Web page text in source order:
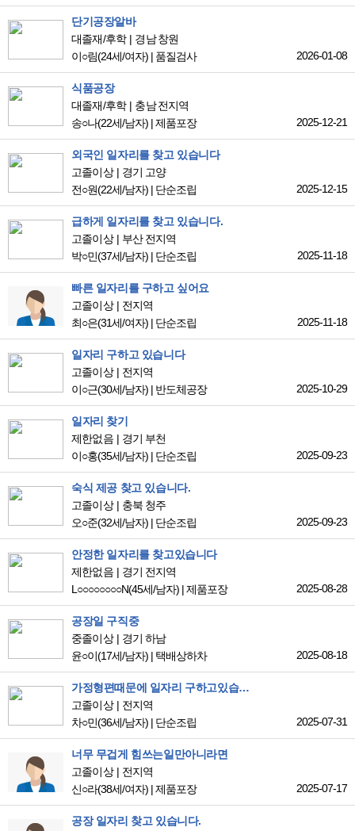
단기공장알바
대졸재/후학
경남 창원
이○림(24세/여자) | 품질검사 2026-01-08
식품공장
대졸재/후학
충남 전지역
송○나(22세/남자) |제품포장 2025-12-21
외국인 일자리를 찾고 있습니다
고졸이상
경기 고양
전○원(22세/남자) | 단순조립 2025-12-15
급하게 일자리를 찾고 있습니다.
고졸이상
부산 전지역
박○민(37세/남자) | 단순조립 2025-11-18
빠른 일자리를 구하고 싶어요
고졸이상
전지역
최○은(31세/여자) | 단순조립 2025-11-18
일자리 구하고 있습니다
고졸이상
전지역
이○근(30세/남자) | 반도체공장 2025-10-29
일자리 찾기
제한없음
경기 부천
이○홍(35세/남자) | 단순조립 2025-09-23
숙식 제공 찾고 있습니다.
고졸이상
충북 청주
오○준(32세/남자) | 단순조립 2025-09-23
안정한 일자리를 찾고있습니다
제한없음
경기 전지역
L○○○○○○○○N(45세/남자) |제품포장 2025-08-28
공장일 구직중
중졸이상
경기 하남
윤○이(17세/남자) | 택배상하차 2025-08-18
가정형편때문에 일자리 구하고있습니다
고졸이상
전지역
차○민(36세/남자) | 단순조립 2025-07-31
너무 무겁게 힘쓰는일만아니라면
고졸이상
전지역
신○라(38세/여자) |제품포장 2025-07-17
공장 일자리 찾고 있습니다.